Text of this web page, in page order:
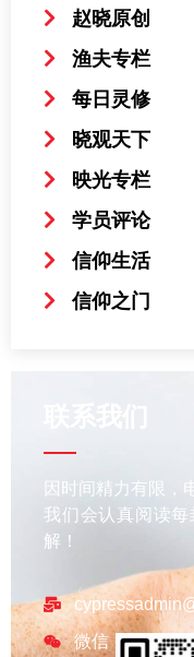
赵晓原创
渔夫专栏
每日灵修
晓观天下
映光专栏
学员评论
信仰生活
信仰之门
因时间精力有限，
我们会认真阅读每
解！
微信